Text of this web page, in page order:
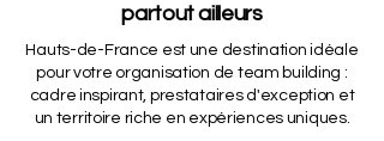
partout ailleurs
Hauts-de-France est une destination idéale
pour votre organisation de team building :
cadre inspirant, prestataires d'exception et
un territoire riche en expériences uniques.